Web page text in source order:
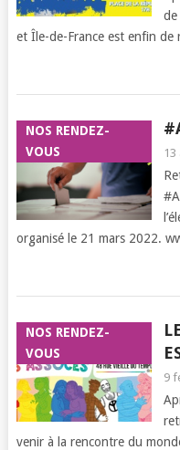
de
et Île-de-France est enfin de
NOS RENDEZ-
VOUS
13
organisé le 21 mars 2022.
NOS RENDEZ-
VOUS
9
venir à la rencontre du